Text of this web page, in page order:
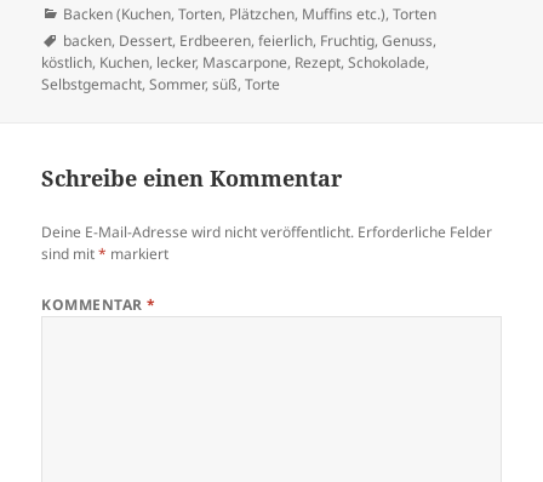
Kategorien
Backen (Kuchen, Torten, Plätzchen, Muffins etc.),Torten
Schlagwörter
backen, Dessert, Erdbeeren,feierlich, Fruchtig,Genuss,
köstlich, Kuchen, lecker, Mascarpone, Rezept,Schokolade,
Selbstgemacht,Sommer,süß,Torte
Schreibe einen Kommentar
Deine E-Mail-Adresse wird nicht veröffentlicht. Erforderliche Felder
sind mit* markiert
KOMMENTAR*